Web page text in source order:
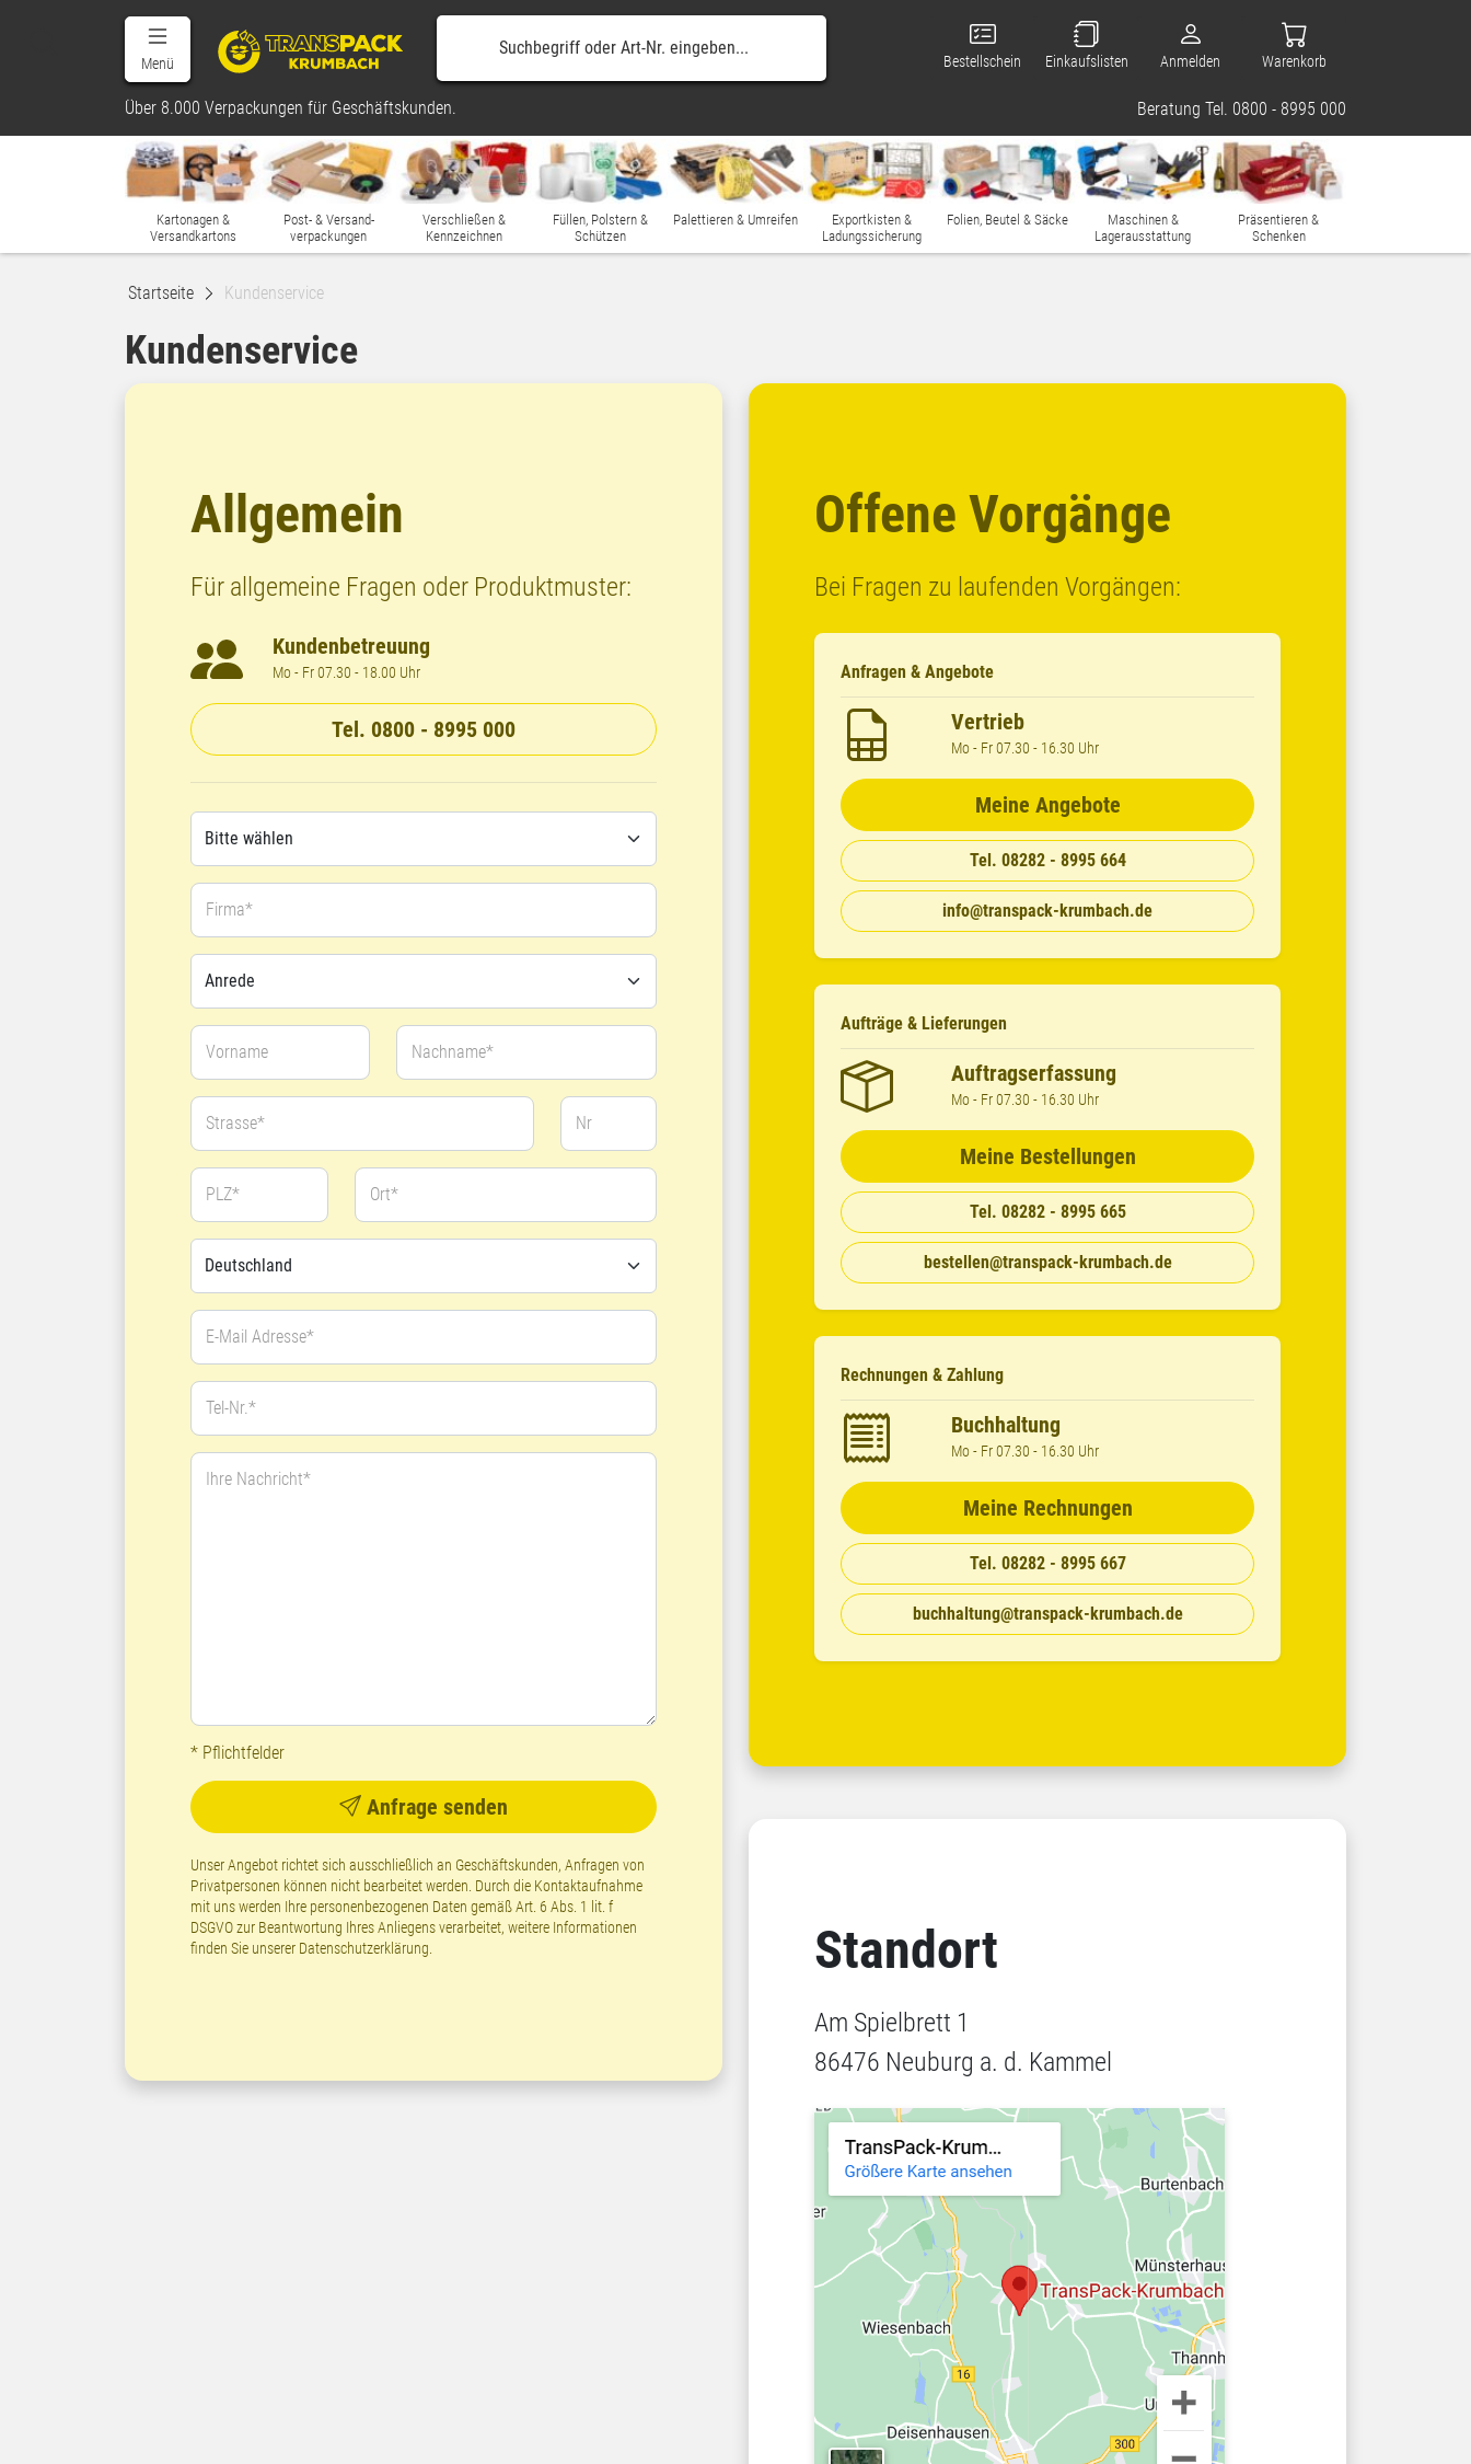
Menü Bestellschein Einkaufslisten Anmelden Warenkorb
Über 8.000 Verpackungen für Geschäftskunden. Beratung Tel. 0800 - 8995 000
Kartonagen &
Versandkartons
Post- & Versand-
verpackungen
Verschließen &
Kennzeichnen
Füllen, Polstern &
Schützen
Palettieren & Umreifen
Exportkisten &
Ladungssicherung
Folien, Beutel & Säcke
Maschinen &
Lagerausstattung
Präsentieren &
Schenken
Startseite Kundenservice
Kundenservice
Allgemein
Für allgemeine Fragen oder Produktmuster:
Kundenbetreuung
Mo - Fr 07.30 - 18.00 Uhr
Tel. 0800 - 8995 000
Firma*
Vorname Nachname*
Strasse* Nr
PLZ* Ort*
E-Mail Adresse*
Tel-Nr.*
Ihre Nachricht*
* Pflichtfelder
Anfrage senden
Unser Angebot richtet sich ausschließlich an Geschäftskunden, Anfragen von
Privatpersonen können nicht bearbeitet werden. Durch die Kontaktaufnahme
mit uns werden Ihre personenbezogenen Daten gemäß Art. 6 Abs. 1 lit. f
DSGVO zur Beantwortung Ihres Anliegens verarbeitet, weitere Informationen
finden Sie unserer Datenschutzerklärung
Offene Vorgänge
Bei Fragen zu laufenden Vorgängen:
Anfragen & Angebote
Vertrieb
Mo - Fr 07.30 - 16.30 Uhr
Meine Angebote
Tel. 08282 - 8995 664
info@transpack-krumbach.de
Aufträge & Lieferungen
Auftragserfassung
Mo - Fr 07.30 - 16.30 Uhr
Meine Bestellungen
Tel. 08282 - 8995 665
bestellen@transpack-krumbach.de
Rechnungen & Zahlung
Buchhaltung
Mo - Fr 07.30 - 16.30 Uhr
Meine Rechnungen
Tel. 08282 - 8995 667
buchhaltung@transpack-krumbach.de
Standort
Am Spielbrett 1
86476 Neuburg a. d. Kammel